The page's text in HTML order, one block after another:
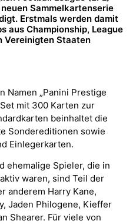
Sammelkartenserie
Erstmals werden damit
aus Championship, League
Vereinigten Staaten
Namen „Panini Prestige
mit 300 Karten zur
beinhaltet die
Sondereditionen sowie
Einlegerkarten.
ehemalige Spieler, die in
waren, sind Teil der
anderem Harry Kane,
Jaden Philogene, Kieffer
Shearer. Für viele von